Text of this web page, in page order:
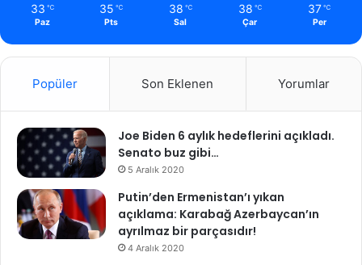
33 ℃
Paz
35 ℃
Pts
38 ℃
Sal
38 ℃
Çar
37 ℃
Per
Popüler Son Eklenen Yorumlar
Joe Biden 6 aylık hedeflerini açıkladı.
Senato buz gibi…
5 Aralık 2020
Putin’den Ermenistan’ı yıkan
açıklama: Karabağ Azerbaycan’ın
ayrılmaz bir parçasıdır!
4 Aralık 2020